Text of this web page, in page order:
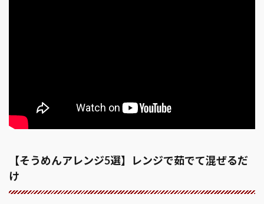
【そうめんアレンジ5選】レンジで茹でて混ぜるだ
け